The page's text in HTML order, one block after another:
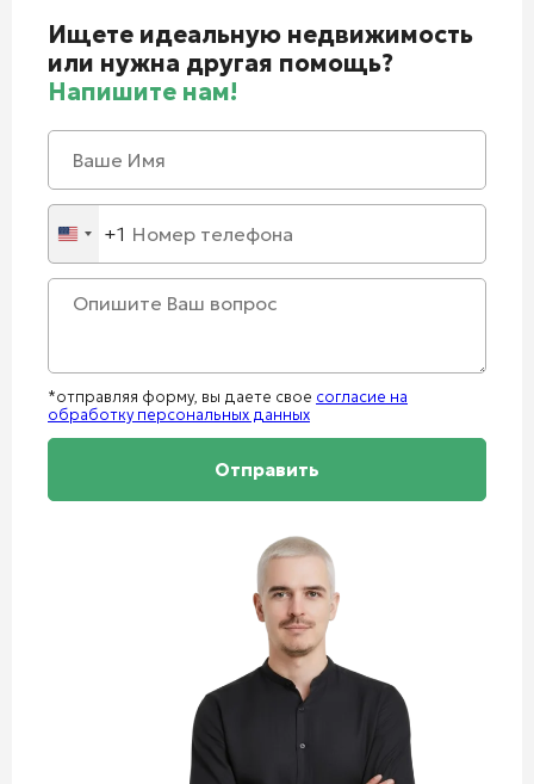
Ищете идеальную недвижимость
или нужна другая помощь?
Напишите нам!
United
States
+1
+1
*отправляя форму, вы даете свое согласие на
обработку персональных данных